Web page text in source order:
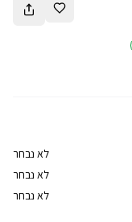
לא נבחר
לא נבחר
לא נבחר